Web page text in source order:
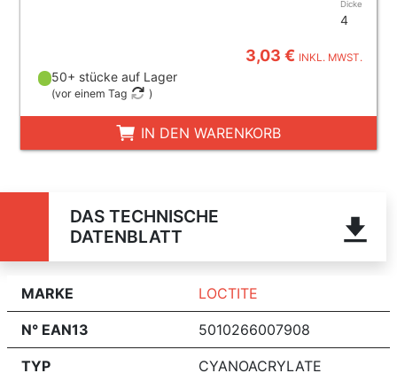
Dicke
4
3,03 € INKL. MWST.
50+ stücke auf Lager
(vor einem Tag )
IN DEN WARENKORB
DAS TECHNISCHE
DATENBLATT
MARKE LOCTITE
N° EAN13 5010266007908
TYP
CYANOACRYLATE